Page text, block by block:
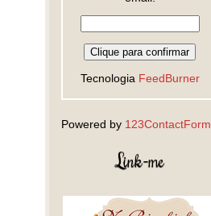
Tecnologia FeedBurner
Powered by 123ContactForm
Link-me